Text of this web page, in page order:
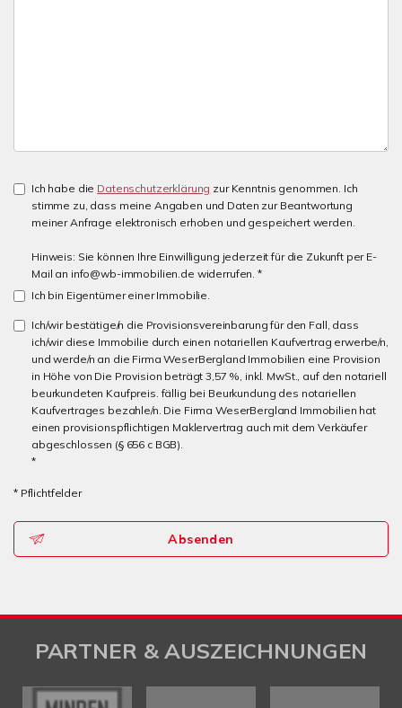
Ich habe die Datenschutzerklärung zur Kenntnis genommen. Ich
stimme zu, dass meine Angaben und Daten zur Beantwortung
meiner Anfrage elektronisch erhoben und gespeichert werden.
Hinweis: Sie können Ihre Einwilligung jederzeit für die Zukunft per E-
Mail an info@wb-immobilien.de widerrufen. *
Ich bin Eigentümer einer Immobilie.
Ich/wir bestätige/n die Provisionsvereinbarung für den Fall, dass
ich/wir diese Immobilie durch einen notariellen Kaufvertrag erwerbe/n,
und werde/n an die Firma WeserBergland Immobilien eine Provision
in Höhe von Die Provision beträgt 3,57 %, inkl. MwSt., auf den notariell
beurkundeten Kaufpreis. fällig bei Beurkundung des notariellen
Kaufvertrages bezahle/n. Die Firma WeserBergland Immobilien hat
einen provisionspflichtigen Maklervertrag auch mit dem Verkäufer
abgeschlossen (§ 656 c BGB).
*
* Pflichtfelder
Absenden
PARTNER & AUSZEICHNUNGEN